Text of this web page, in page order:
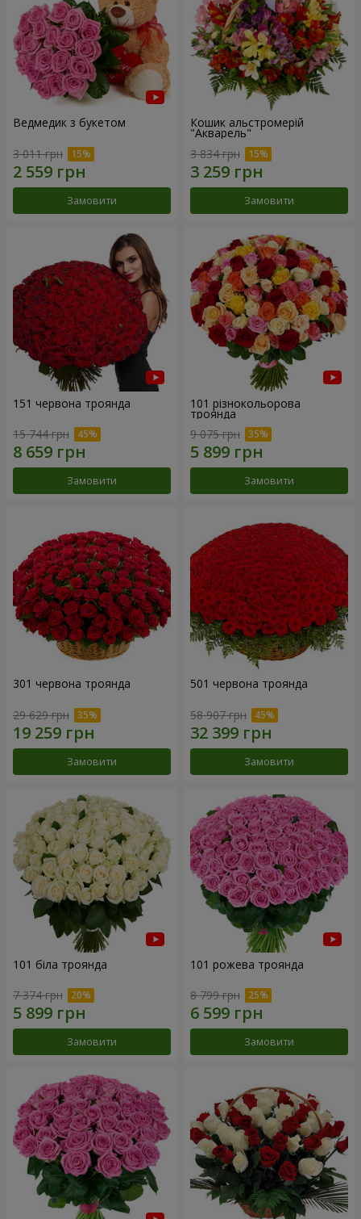
Ведмедик з букетом
3 011 грн
Замовити
Кошик альстромерій
"Акварель"
3 834 грн
Замовити
151 червона троянда
15 744 грн
Замовити
101 різнокольорова
троянда
9 075 грн
Замовити
301 червона троянда
29 629 грн
Замовити
501 червона троянда
58 907 грн
Замовити
101 біла троянда
7 374 грн
Замовити
101 рожева троянда
8 799 грн
Замовити